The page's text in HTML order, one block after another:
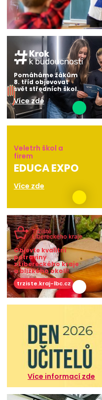
Pomáháme žákům
8. tříd objevovat
svět středních škol.
Více zde
Veletrh škol a
firem
EDUCA EXPO
Více zde
Objevte kvalitní
potraviny
z Libereckého kraje
a blízkého okolí!
trziste.kraj-lbc.cz
Více informací zde